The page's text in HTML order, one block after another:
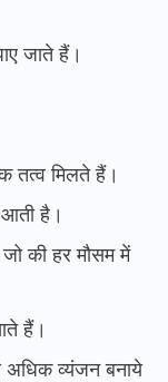
जाते हैं।
तत्व मिलते हैं।
है।
की हर मौसम में
हैं।
अधिक व्यंजन बनाये